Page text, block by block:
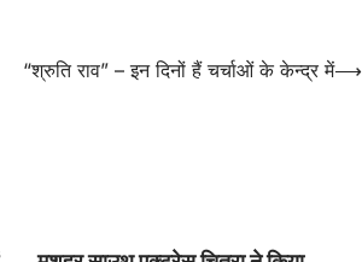
“श्रुति राव” – इन दिनों हैं चर्चाओं के केन्द्र में⟶